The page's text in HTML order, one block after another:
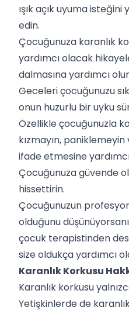
ışık açık uyuma
edin.
Çocuğunuza karanlık
yardımcı olacak
dalmasına yardımcı
Geceleri çocuğunuzu
onun huzurlu bir uyku
Özellikle çocuğunuzla
kızmayın,
ifade etmesine
Çocuğunuza güvende
hissettirin.
Çocuğunuzun
olduğunu
çocuk terapistinden
size oldukça yardımcı
Karanlık Korkusu
Karanlık korkusu
Yetişkinlerde de